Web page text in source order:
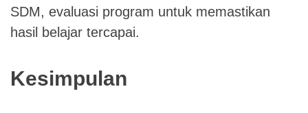
SDM, evaluasi program untuk memastikan
hasil belajar tercapai.
Kesimpulan